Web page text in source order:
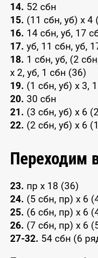
14. 52 сбн
15. (11 сбн, уб) х 4
16. 14 сбн, уб, 17
17. уб, 11 сбн, уб,
18. 1 сбн, уб, (2
х 2, уб, 1 сбн (36)
19. (1 сбн, уб) х 3,
20. 30 сбн
21. (3 сбн, уб) х 6
22. (2 сбн, уб) х 6
Переходим
23. пр х 18 (36)
24. (5 сбн, пр) х 6
25. (6 сбн, пр) х 6
26. (7 сбн, пр) х 6
27-32. 54 cбн (6